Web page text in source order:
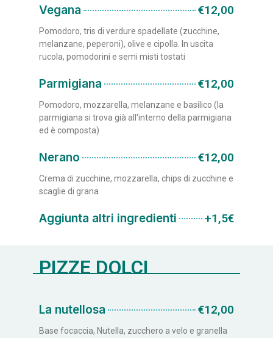
Vegana €12,00
Pomodoro, tris di verdure spadellate (zucchine,
melanzane, peperoni), olive e cipolla. In uscita
rucola, pomodorini e semi misti tostati
Parmigiana €12,00
Pomodoro, mozzarella, melanzane e basilico (la
parmigiana si trova già all'interno della parmigiana
ed è composta)
Nerano €12,00
Crema di zucchine, mozzarella, chips di zucchine e
scaglie di grana
Aggiunta altri ingredienti +1,5€
PIZZE DOLCI
La nutellosa €12,00
Base focaccia, Nutella, zucchero a velo e granella